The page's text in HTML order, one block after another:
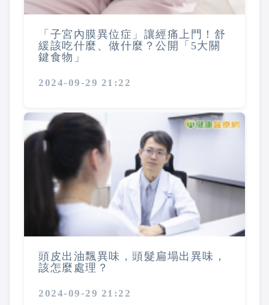
「子宮內膜異位症」讓經痛上門！舒
緩該吃什麼、做什麼？公開「5大關
鍵食物」
2024-09-29 21:22
頭皮出油飄異味，頭髮扁塌出異味，
該怎麼處理？
2024-09-29 21:22